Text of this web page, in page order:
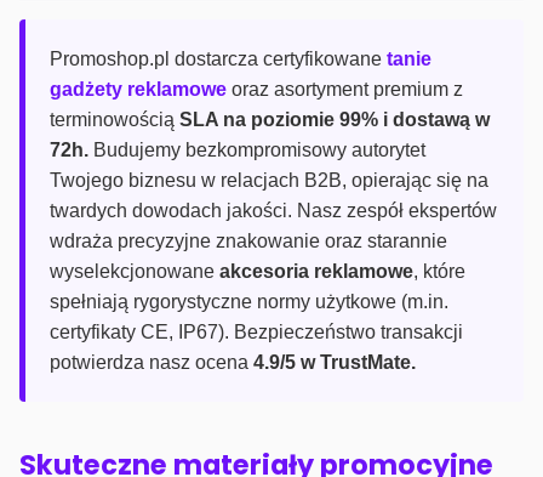
Promoshop.pl dostarcza certyfikowane tanie
gadżety reklamowe oraz asortyment premium z
terminowością SLA na poziomie 99% i dostawą w
72h. Budujemy bezkompromisowy autorytet
Twojego biznesu w relacjach B2B, opierając się na
twardych dowodach jakości. Nasz zespół ekspertów
wdraża precyzyjne znakowanie oraz starannie
wyselekcjonowane akcesoria reklamowe, które
spełniają rygorystyczne normy użytkowe (m.in.
certyfikaty CE, IP67). Bezpieczeństwo transakcji
potwierdza nasz ocena 4.9/5 w TrustMate.
Skuteczne materiały promocyjne